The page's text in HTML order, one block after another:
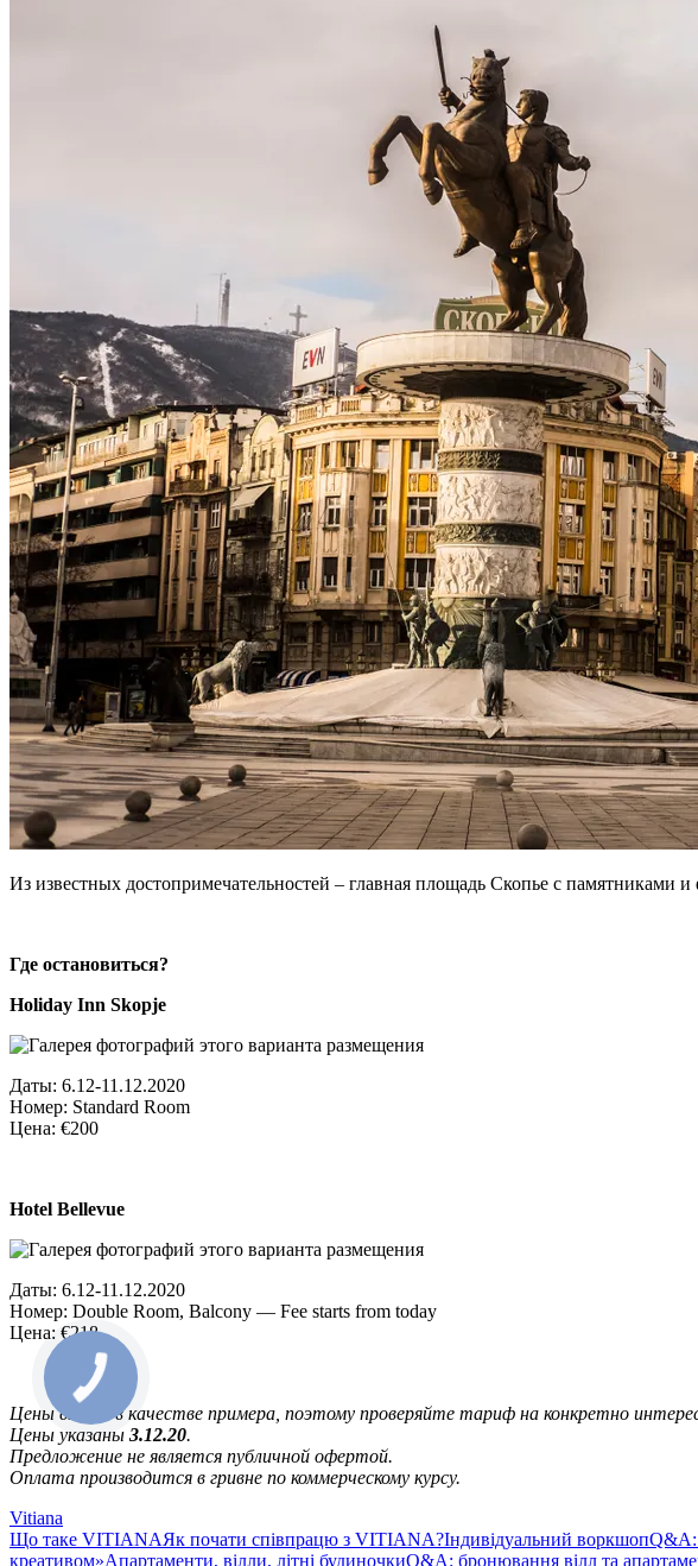
Из известных достопримечательностей – главная площадь Скопье с
Где остановиться?
Holiday Inn Skopje
Даты: 6.12-11.12.2020
Номер: Standard Room
Цена: €200
Hotel Bellevue
Даты: 6.12-11.12.2020
Номер: Double Room, Balcony — Fee starts from today
Цена: €218
Цены взяты в качестве примера, поэтому проверяйте тариф на конкретно
Цены указаны 3.12.20.
Предложение не является публичной офертой.
Оплата производится в гривне по коммерческому курсу.
Vitiana
Що таке VITIANAЯк почати співпрацю з VITIANA?Індивідуальний воркшопQ&A:
креативом»Апартаменти, вілли, літні будиночкиQ&A: бронювання вілл та